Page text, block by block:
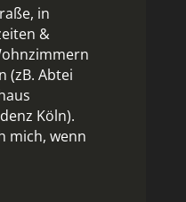
in
&
(zB. Abtei
Köln).
mich, wenn